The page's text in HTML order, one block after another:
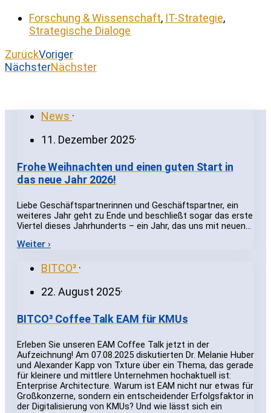
Forschung & Wissenschaft, IT-Strategie,
Strategische Dialoge
ZurückVoriger
NächsterNächster
News ·
11. Dezember 2025·
Frohe Weihnachten und einen guten Start in
das neue Jahr 2026!
Liebe Geschäftspartnerinnen und Geschäftspartner, ein
weiteres Jahr geht zu Ende und beschließt sogar das erste
Viertel dieses Jahrhunderts – ein Jahr, das uns mit neuen…
Weiter ›
BITCO³ ·
22. August 2025·
BITCO³ Coffee Talk EAM für KMUs
Erleben Sie unseren EAM Coffee Talk jetzt in der
Aufzeichnung! Am 07.08.2025 diskutierten Dr. Melanie Huber
und Alexander Kapp von Txture über ein Thema, das gerade
für kleinere und mittlere Unternehmen hochaktuell ist:
Enterprise Architecture. Warum ist EAM nicht nur etwas für
Großkonzerne, sondern ein entscheidender Erfolgsfaktor in
der Digitalisierung von KMUs? Und wie lässt sich ein